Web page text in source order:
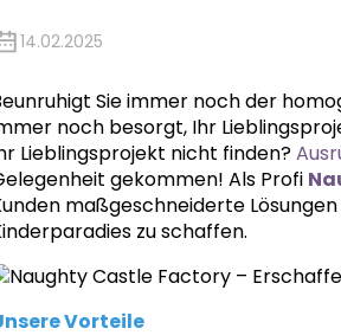
14.02.2025
Sie immer noch der
noch besorgt, Ihr
Lieblingsprojekt nicht finden?
gekommen! Als Profi
maßgeschneiderte
zu schaffen.
Vorteile